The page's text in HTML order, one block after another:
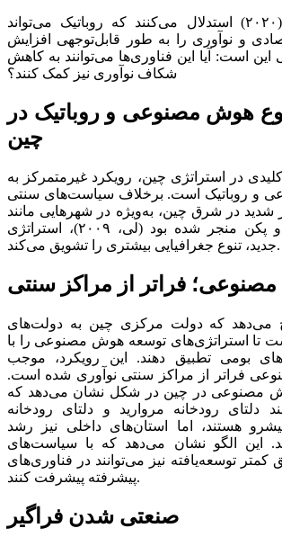
آسملو و رستریپو (۲۰۲۰) استدلال می‌کنند که روباتیک می‌‌‌تواند
و نوآوری را به طور قابل‌توجهی افزایش
است: آیا این فناوری‌‌‌ها می‌‌‌توانند به کاهش
شکاف نوآوری نیز کمک کنند؟
هوش مصنوعی و روباتیک در
چین
در استراتژی چین، رویکرد غیرمتمرکز به
و روباتیک است. برخلاف سیاست‌‌‌های سنتی
شدید در شرق چین، به‌ویژه در شهرهایی مانند
شانگهای، گوانگژو و پکن منجر شده بود (لی، ۲۰۰۹)، استراتژی
جدید، تنوع جغرافیایی بیشتری را تشویق می‌کند.
فراتر از مراکز سنتی
توضیح می‌دهد که دولت مرکزی چین به دولت‌‌‌های
تا استراتژی‌‌‌های توسعه هوش مصنوعی را با
بومی تطبیق دهند. این رویکرد، موجب
فراتر از مراکز سنتی نوآوری شده است.
مصنوعی در چین در شکل نشان می‌دهد که
دلتای رودخانه مروارید و دلتای رودخانه
هستند، اما استان‌‌‌های داخلی نیز رشد
این الگو نشان می‌دهد که با سیاست‌‌‌های
توسعه‌‌‌یافته نیز می‌‌‌توانند در فناوری‌‌‌های
پیشرفته پیشرفت کنند.
صنعتی شدن فراگیر